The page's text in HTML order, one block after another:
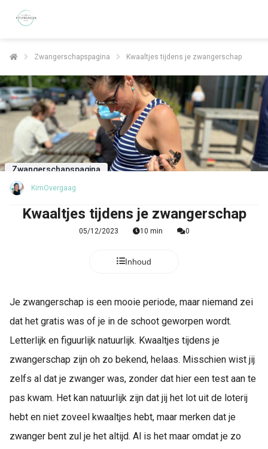
Zwangerschapspagina Kwaaltjes tijdens je zwangerschap
Zwangerschapspagina
KimOvergaag
Kwaaltjes tijdens je zwangerschap
05/12/2023 10 min 0
Inhoud
Je zwangerschap is een mooie periode, maar niemand zei
dat het gratis was of je in de schoot geworpen wordt.
Letterlijk en figuurlijk natuurlijk. Kwaaltjes tijdens je
zwangerschap zijn oh zo bekend, helaas. Misschien wist jij
zelfs al dat je zwanger was, zonder dat hier een test aan te
pas kwam. Het kan natuurlijk zijn dat jij het lot uit de loterij
hebt en niet zoveel kwaaltjes hebt, maar merken dat je
zwanger bent zul je het altijd. Al is het maar omdat je zo